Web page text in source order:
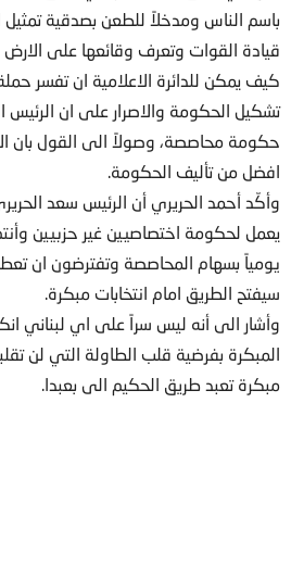
باسم الناس ومدخلاً للطعن بصدقية تمثيل
قيادة القوات وتعرف وقائعها على
كيف يمكن للدائرة الاعلامية ان تفسر
تشكيل الحكومة والاصرار على ان الرئيس
حكومة محاصصة، وصولاً الى القول بان
افضل من تأليف الحكومة.
وأكّد أحمد الحريري أن الرئيس سعد
يعمل لحكومة اختصاصيين غير حزبيين
يومياً بسهام المحاصصة وتفترضون ان
سيفتح الطريق امام انتخابات مبكرة.
وأشار الى أنه ليس سراً على اي لبناني
المبكرة بفرضية قلب الطاولة التي لن
مبكرة تعبد طريق الحكيم الى بعبدا.